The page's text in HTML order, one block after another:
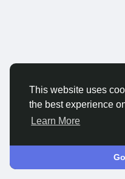
This website uses
the best experience
Learn More